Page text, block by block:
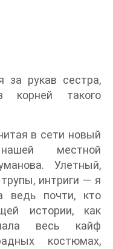
рукав сестра,
корней такого
в сети новый
местной
Улетный,
интриги — я
ведь почти, кто
истории, как
весь кайф
костюмах,